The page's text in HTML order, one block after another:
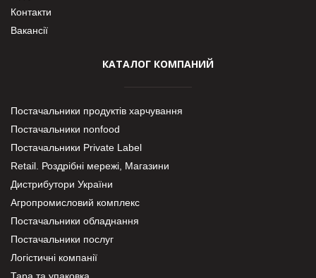
Контакти
Вакансії
КАТАЛОГ КОМПАНИЙ
Постачальники продуктів харчування
Постачальники nonfood
Постачальники Private Label
Retail. Роздрібні мережі, Магазини
Дистрибутори України
Агропромисловий комплекс
Постачальники обладнання
Постачальники послуг
Логістичні компанії
Тара та упаковка